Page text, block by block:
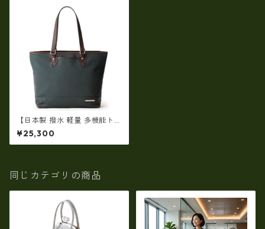
【日本製 撥水 軽量 多機能トー
トバッグメンズ】INNFITH SA
FFIANOビジネストートバッグ
大容量 自立 メンズ B4 A4 通
¥25,300
同じカテゴリの商品